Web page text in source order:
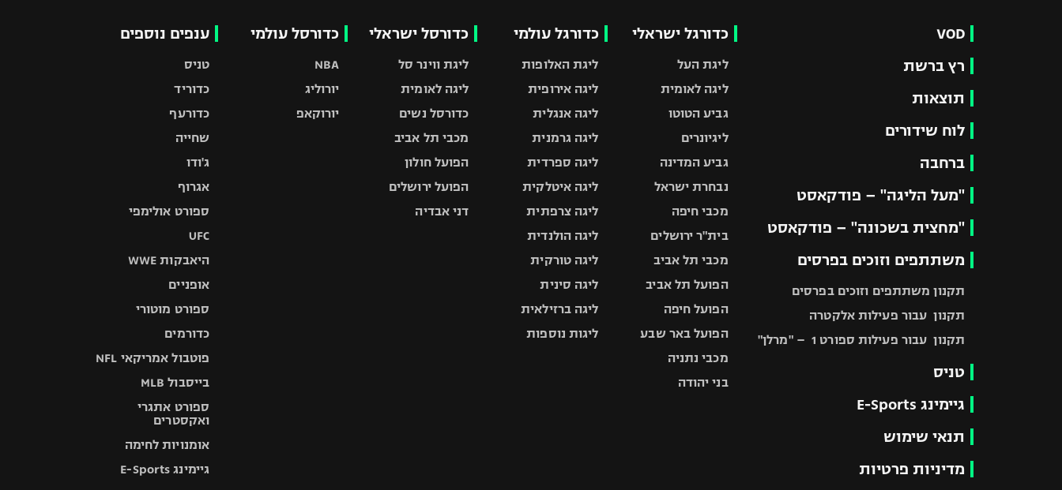
VOD
רץ ברשת
תוצאות
לוח שידורים
ברחבה
"מעל הליגה" – פודקאסט
"מחצית בשכונה" – פודקאסט
משתתפים וזוכים בפרסים
תקנון משתתפים וזוכים בפרסים
תקנון עבור פעילות אלקטרה
תקנון עבור פעילות ספורט 1 – "מרלן"
טניס
גיימינג E-Sports
תנאי שימוש
מדיניות פרטיות
כדורגל ישראלי
ליגת העל
ליגה לאומית
גביע הטוטו
ליגיונרים
גביע המדינה
נבחרת ישראל
מכבי חיפה
בית"ר ירושלים
מכבי תל אביב
הפועל תל אביב
הפועל חיפה
הפועל באר שבע
מכבי נתניה
בני יהודה
כדורגל עולמי
ליגת האלופות
ליגה אירופית
ליגה אנגלית
ליגה גרמנית
ליגה ספרדית
ליגה איטלקית
ליגה צרפתית
ליגה הולנדית
ליגה טורקית
ליגה סינית
ליגה ברזילאית
ליגות נוספות
כדורסל ישראלי
ליגת ווינר סל
ליגה לאומית
כדורסל נשים
מכבי תל אביב
הפועל חולון
הפועל ירושלים
דני אבדיה
כדורסל עולמי
NBA
יורוליג
יורוקאפ
ענפים נוספים
טניס
כדוריד
כדורעף
שחייה
ג'ודו
אגרוף
ספורט אולימפי
UFC
היאבקות WWE
אופניים
ספורט מוטורי
כדורמים
פוטבול אמריקאי NFL
בייסבול MLB
ספורט אתגרי
ואקסטרים
אומנויות לחימה
גיימינג E-Sports